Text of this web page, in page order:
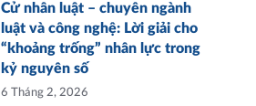
Cử nhân luật – chuyên ngành
luật và công nghệ: Lời giải cho
“khoảng trống” nhân lực trong
kỷ nguyên số
6 Tháng 2, 2026